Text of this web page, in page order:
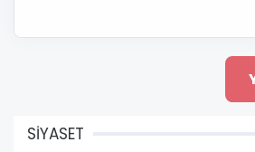
SİYASET